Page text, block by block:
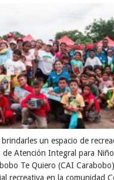
un espacio de
de Atención Integral para
Te Quiero (CAI
recreativa en la comunidad